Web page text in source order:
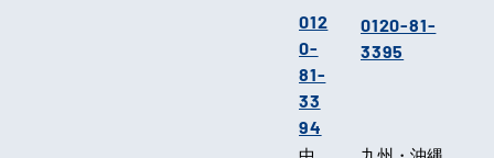
012
0-
81-
33
94
0120-81-
3395